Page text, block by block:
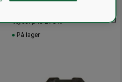
Vejled. pris 278 kr
På lager